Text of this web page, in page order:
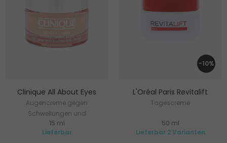
Clinique All About Eyes
Augencreme gegen
Schwellungen und
Augenringe
15 ml
Lieferbar
-10%
L'Oréal Paris Revitalift
Tagescreme
50 ml
Lieferbar 2 Varianten